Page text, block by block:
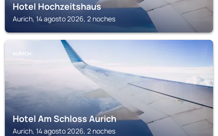
Hotel Hochzeitshaus
Aurich, 14 agosto 2026, 2 noches
AURICH
Hotel Am Schloss Aurich
Aurich, 14 agosto 2026, 2 noches